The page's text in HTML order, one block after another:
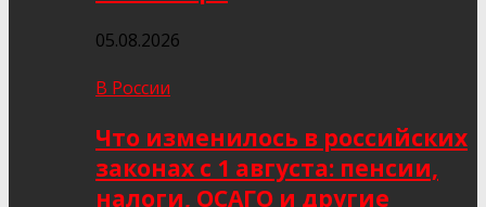
05.08.2026
В России
Что изменилось в российских
законах с 1 августа: пенсии,
налоги, ОСАГО и другие